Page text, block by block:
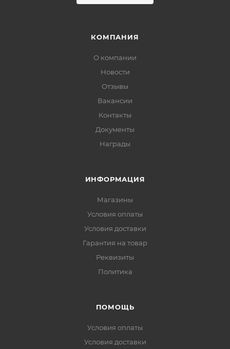
КОМПАНИЯ
О компании
Новости
Отзывы
Вакансии
Контакты
Документы
Награды
ИНФОРМАЦИЯ
Магазины
Условия оплаты
Условия доставки
Гарантия на товар
Реквизиты
Политика
ПОМОЩЬ
Условия оплаты
Условия доставки